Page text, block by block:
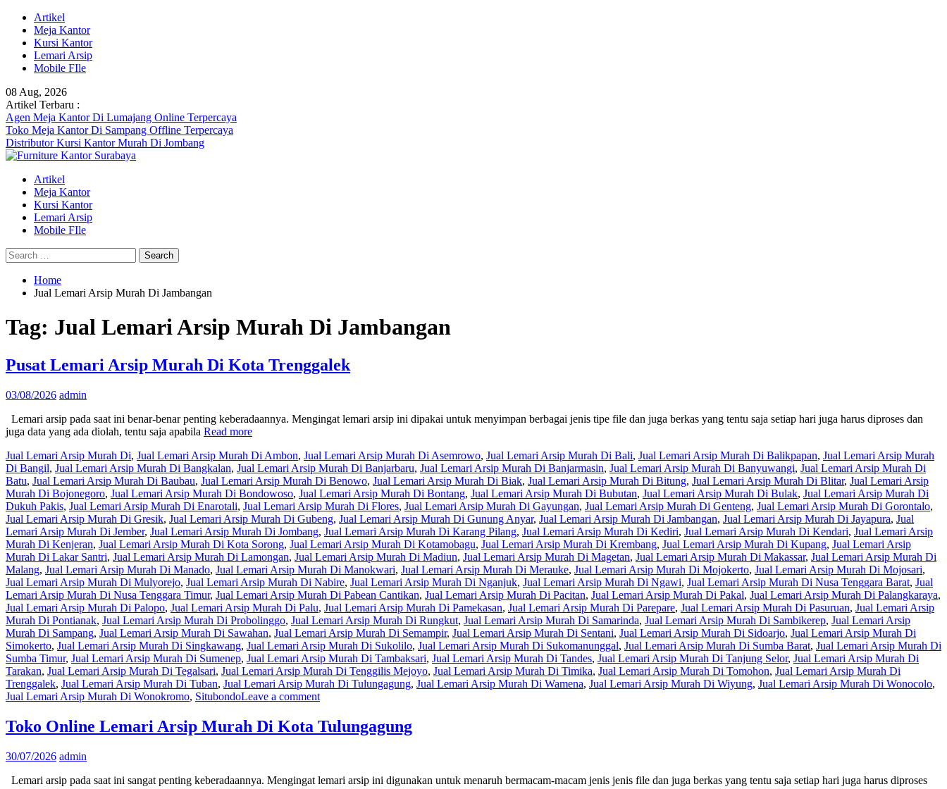
Skip
content
Artikel
Meja Kantor
Kursi Kantor
Lemari Arsip
Mobile FIle
08 Aug, 2026
Artikel Terbaru :
Agen Meja Kantor Di Lumajang Online Terpercaya
Toko Meja Kantor Di Sampang Offline Terpercaya
Distributor Kursi Kantor Murah Di Jombang
Artikel
Meja Kantor
Kursi Kantor
Lemari Arsip
Mobile FIle
Search
for:
Home
Jual Lemari Arsip Murah Di Jambangan
Tag: Jual Lemari Arsip Murah Di Jambangan
Pusat Lemari Arsip Murah Di Kota Trenggalek
03/08/2026 admin
Lemari arsip pada saat ini benar-benar penting keberadaannya. Mengingat lemari arsip ini dipakai untuk menyimpan berbagai jenis tipe file dan juga berkas yang tentu saja setiap hari juga harus diproses dan
juga data yang ada diolah, tentu saja apabila Read more
Jual Lemari Arsip Murah Di, Jual Lemari Arsip Murah Di Ambon, Jual Lemari Arsip Murah Di Asemrowo, Jual Lemari Arsip Murah Di Bali, Jual Lemari Arsip Murah Di Balikpapan, Jual Lemari Arsip Murah
Di Bangil, Jual Lemari Arsip Murah Di Bangkalan, Jual Lemari Arsip Murah Di Banjarbaru, Jual Lemari Arsip Murah Di Banjarmasin, Jual Lemari Arsip Murah Di Banyuwangi, Jual Lemari Arsip Murah Di
Batu, Jual Lemari Arsip Murah Di Baubau, Jual Lemari Arsip Murah Di Benowo, Jual Lemari Arsip Murah Di Biak, Jual Lemari Arsip Murah Di Bitung, Jual Lemari Arsip Murah Di Blitar, Jual Lemari Arsip
Murah Di Bojonegoro, Jual Lemari Arsip Murah Di Bondowoso, Jual Lemari Arsip Murah Di Bontang, Jual Lemari Arsip Murah Di Bubutan, Jual Lemari Arsip Murah Di Bulak, Jual Lemari Arsip Murah Di
Dukuh Pakis, Jual Lemari Arsip Murah Di Enarotali, Jual Lemari Arsip Murah Di Flores, Jual Lemari Arsip Murah Di Gayungan, Jual Lemari Arsip Murah Di Genteng, Jual Lemari Arsip Murah Di Gorontalo,
Jual Lemari Arsip Murah Di Gresik, Jual Lemari Arsip Murah Di Gubeng, Jual Lemari Arsip Murah Di Gunung Anyar, Jual Lemari Arsip Murah Di Jambangan, Jual Lemari Arsip Murah Di Jayapura, Jual
Lemari Arsip Murah Di Jember, Jual Lemari Arsip Murah Di Jombang, Jual Lemari Arsip Murah Di Karang Pilang, Jual Lemari Arsip Murah Di Kediri, Jual Lemari Arsip Murah Di Kendari, Jual Lemari Arsip
Murah Di Kenjeran, Jual Lemari Arsip Murah Di Kota Sorong, Jual Lemari Arsip Murah Di Kotamobagu, Jual Lemari Arsip Murah Di Krembang, Jual Lemari Arsip Murah Di Kupang, Jual Lemari Arsip
Murah Di Lakar Santri, Jual Lemari Arsip Murah Di Lamongan, Jual Lemari Arsip Murah Di Madiun, Jual Lemari Arsip Murah Di Magetan, Jual Lemari Arsip Murah Di Makassar, Jual Lemari Arsip Murah Di
Malang, Jual Lemari Arsip Murah Di Manado, Jual Lemari Arsip Murah Di Manokwari, Jual Lemari Arsip Murah Di Merauke, Jual Lemari Arsip Murah Di Mojokerto, Jual Lemari Arsip Murah Di Mojosari,
Jual Lemari Arsip Murah Di Mulyorejo, Jual Lemari Arsip Murah Di Nabire, Jual Lemari Arsip Murah Di Nganjuk, Jual Lemari Arsip Murah Di Ngawi, Jual Lemari Arsip Murah Di Nusa Tenggara Barat, Jual
Lemari Arsip Murah Di Nusa Tenggara Timur, Jual Lemari Arsip Murah Di Pabean Cantikan, Jual Lemari Arsip Murah Di Pacitan, Jual Lemari Arsip Murah Di Pakal, Jual Lemari Arsip Murah Di Palangkaraya,
Jual Lemari Arsip Murah Di Palopo, Jual Lemari Arsip Murah Di Palu, Jual Lemari Arsip Murah Di Pamekasan, Jual Lemari Arsip Murah Di Parepare, Jual Lemari Arsip Murah Di Pasuruan, Jual Lemari Arsip
Murah Di Pontianak, Jual Lemari Arsip Murah Di Probolinggo, Jual Lemari Arsip Murah Di Rungkut, Jual Lemari Arsip Murah Di Samarinda, Jual Lemari Arsip Murah Di Sambikerep, Jual Lemari Arsip
Murah Di Sampang, Jual Lemari Arsip Murah Di Sawahan, Jual Lemari Arsip Murah Di Semampir, Jual Lemari Arsip Murah Di Sentani, Jual Lemari Arsip Murah Di Sidoarjo, Jual Lemari Arsip Murah Di
Simokerto, Jual Lemari Arsip Murah Di Singkawang, Jual Lemari Arsip Murah Di Sukolilo, Jual Lemari Arsip Murah Di Sukomanunggal, Jual Lemari Arsip Murah Di Sumba Barat, Jual Lemari Arsip Murah Di
Sumba Timur, Jual Lemari Arsip Murah Di Sumenep, Jual Lemari Arsip Murah Di Tambaksari, Jual Lemari Arsip Murah Di Tandes, Jual Lemari Arsip Murah Di Tanjung Selor, Jual Lemari Arsip Murah Di
Tarakan, Jual Lemari Arsip Murah Di Tegalsari, Jual Lemari Arsip Murah Di Tenggilis Mejoyo, Jual Lemari Arsip Murah Di Timika, Jual Lemari Arsip Murah Di Tomohon, Jual Lemari Arsip Murah Di
Trenggalek, Jual Lemari Arsip Murah Di Tuban, Jual Lemari Arsip Murah Di Tulungagung, Jual Lemari Arsip Murah Di Wamena, Jual Lemari Arsip Murah Di Wiyung, Jual Lemari Arsip Murah Di Wonocolo,
Jual Lemari Arsip Murah Di Wonokromo, SitubondoLeave a comment
Toko Online Lemari Arsip Murah Di Kota Tulungagung
30/07/2026 admin
Lemari arsip pada saat ini sangat penting keberadaannya. Mengingat lemari arsip ini digunakan untuk menaruh bermacam-macam jenis jenis file dan juga berkas yang tentu saja setiap hari juga harus diproses